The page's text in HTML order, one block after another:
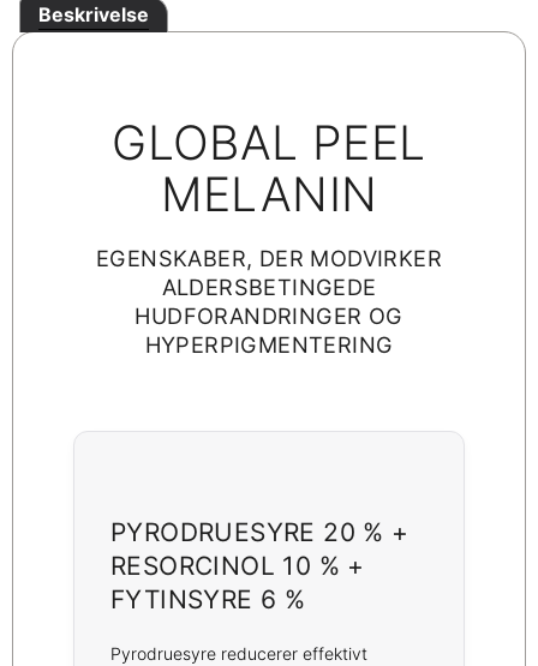
Beskrivelse
GLOBAL PEEL
MELANIN
EGENSKABER, DER MODVIRKER
ALDERSBETINGEDE
HUDFORANDRINGER OG
HYPERPIGMENTERING
PYRODRUESYRE 20 % +
RESORCINOL 10 % +
FYTINSYRE 6 %
Pyrodruesyre reducerer effektivt